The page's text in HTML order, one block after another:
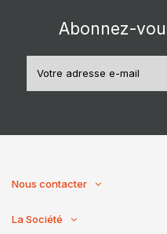
Abonnez-
Nous contacter
La Société